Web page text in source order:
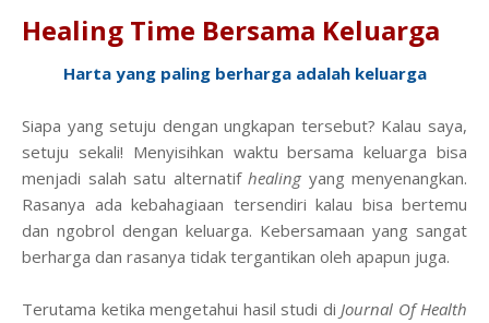
Healing Time Bersama Keluarga
Harta yang paling berharga adalah keluarga
Siapa yang setuju dengan ungkapan tersebut? Kalau saya,
setuju sekali! Menyisihkan waktu bersama keluarga bisa
menjadi salah satu alternatif healingyang menyenangkan.
Rasanya ada kebahagiaan tersendiri kalau bisa bertemu
dan ngobrol dengan keluarga. Kebersamaan yang sangat
berharga dan rasanya tidak tergantikan oleh apapun juga.
Terutama ketika mengetahui hasil studi di Journal Of Health